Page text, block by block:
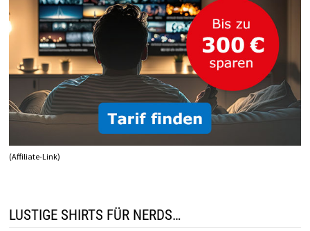
(Affiliate-Link)
LUSTIGE SHIRTS FÜR NERDS…